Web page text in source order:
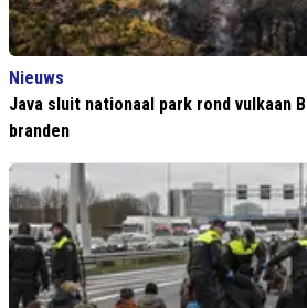
Nieuws
Java sluit nationaal park rond vulkaan
branden